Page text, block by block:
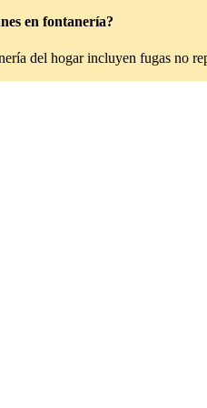
en fontanería?
del hogar incluyen fugas no